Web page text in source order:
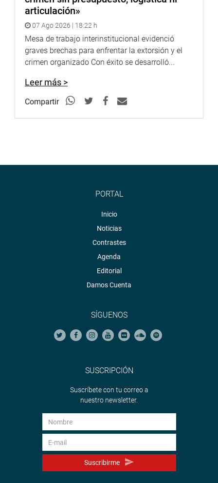
articulación»
07 Ago 2026 | 18:22 h
Mesa de trabajo interinstitucional evidenció
graves brechas para enfrentar la extorsión y el
crimen organizado Con éxito se desarrolló...
Leer más >
Compartir
PORTAL
Inicio
Noticias
Contrastes
Agenda
Editorial
Damos Cuenta
SÍGUENOS
SUSCRIPCIÓN
Suscríbete con tu correo a
nuestro newsletter.
Suscribirme